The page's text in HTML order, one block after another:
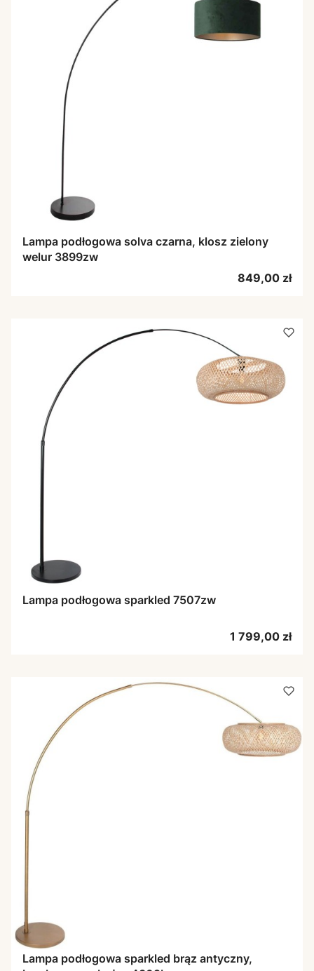
Lampa podłogowa solva czarna, klosz zielony
welur 3899zw
Cena
849,00 zł
Lampa podłogowa sparkled 7507zw
Cena
1 799,00 zł
Lampa podłogowa sparkled brąz antyczny,